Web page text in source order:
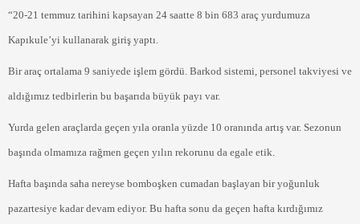
“20-21 temmuz tarihini kapsayan 24 saatte 8 bin 683 araç yurdumuza
Kapıkule’yi kullanarak giriş yaptı.
Bir araç ortalama 9 saniyede işlem gördü. Barkod sistemi, personel takviyesi ve
aldığımız tedbirlerin bu başarıda büyük payı var.
Yurda gelen araçlarda geçen yıla oranla yüzde 10 oranında artış var. Sezonun
başında olmamıza rağmen geçen yılın rekorunu da egale etik.
Hafta başında saha nereyse bomboşken cumadan başlayan bir yoğunluk
pazartesiye kadar devam ediyor. Bu hafta sonu da geçen hafta kırdığımız